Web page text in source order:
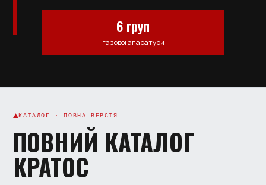
6 груп
газової апаратури
КАТАЛОГ · ПОВНА ВЕРСІЯ
ПОВНИЙ КАТАЛОГ
КРАТОС